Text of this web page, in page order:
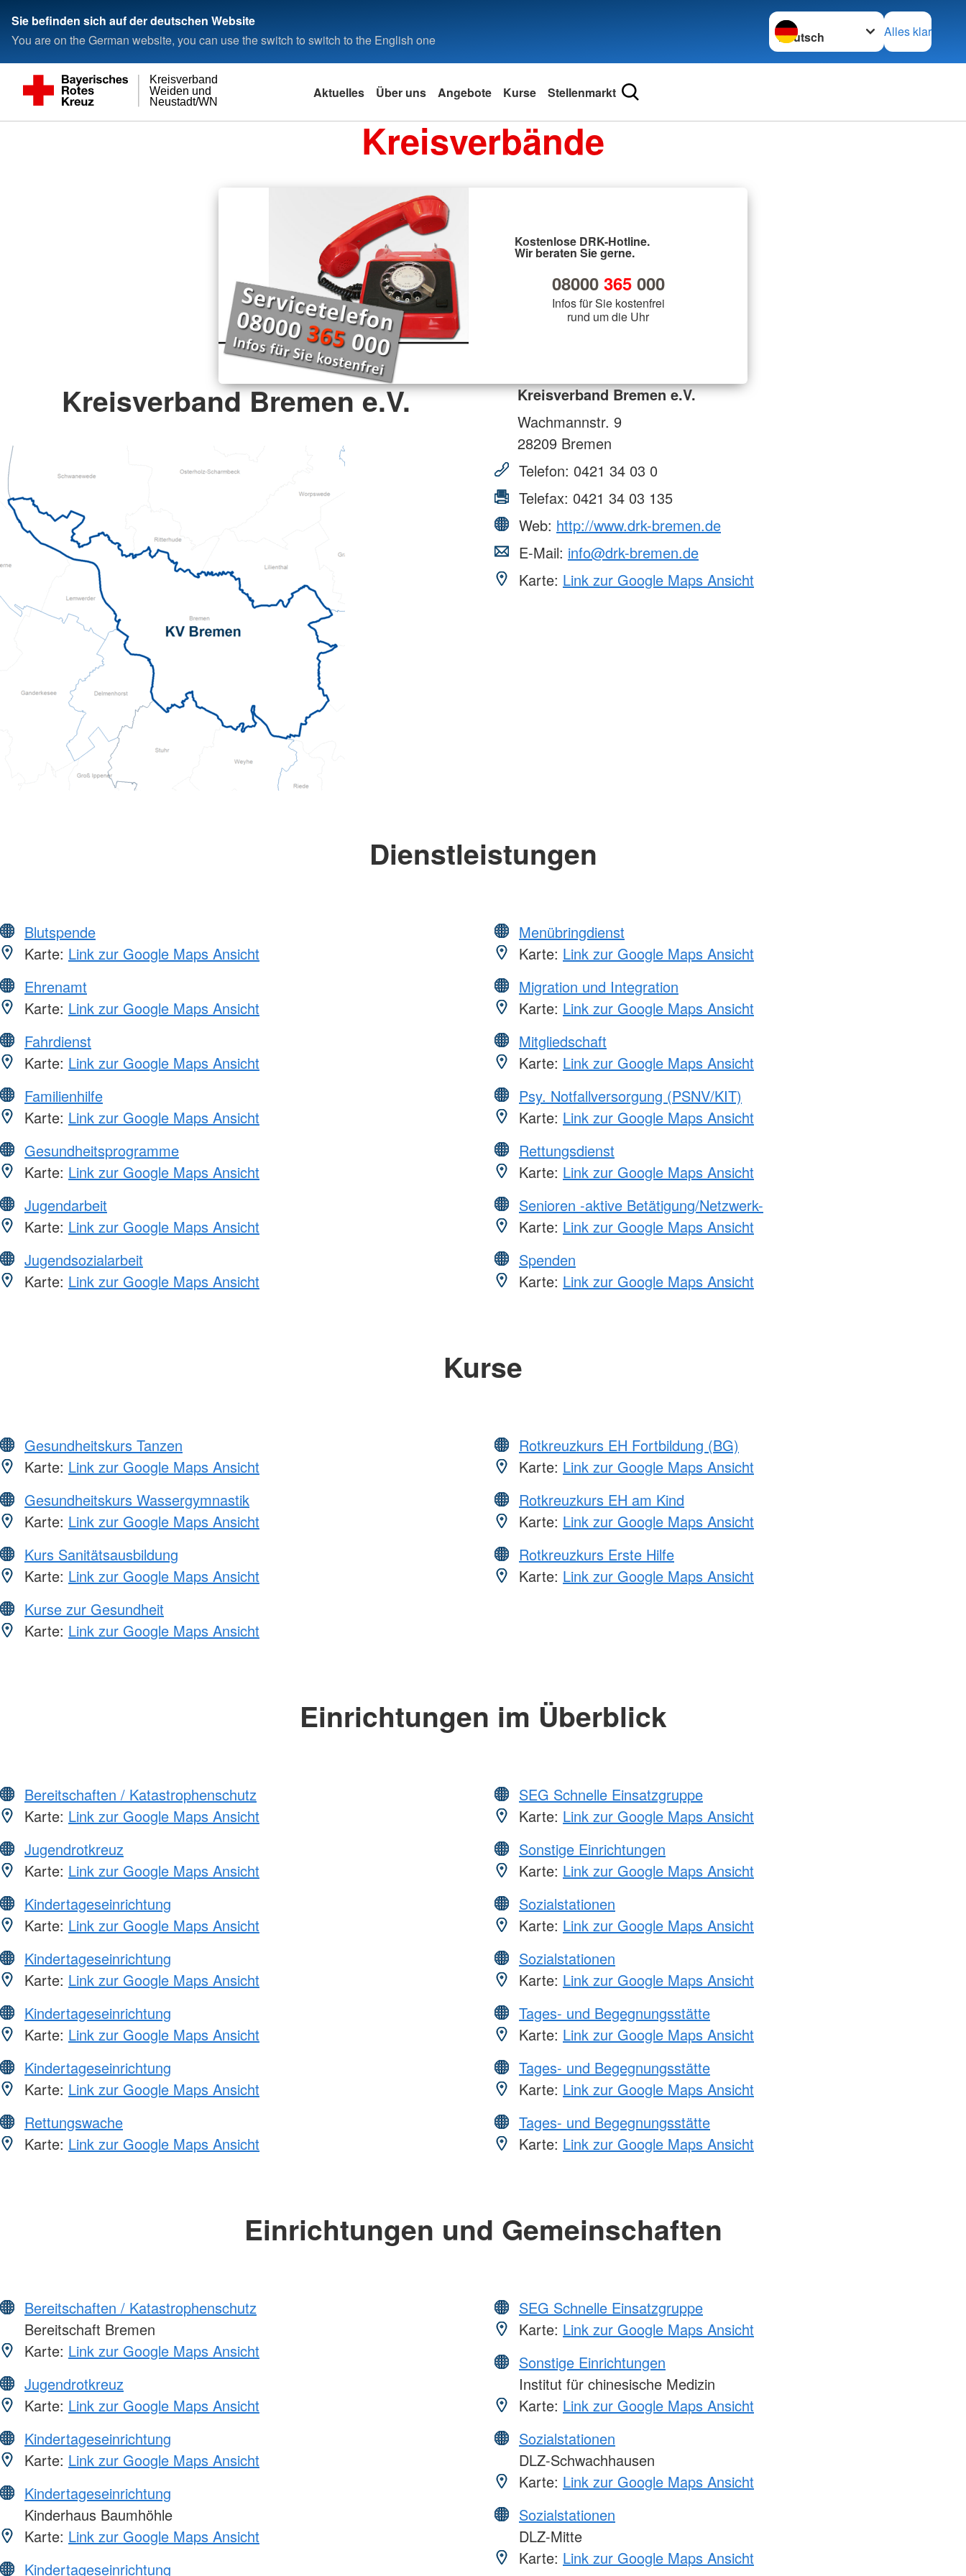
Sie befinden sich auf der deutschen Website
You are on the German website, you can use the switch to switch to the English one
Sprache wechseln zu
Alles klar
Neustadt/WN
Weiden und
Kreisverband
Aktuelles Über uns Angebote Kurse Stellenmarkt
Kreisverbände
Kostenlose DRK-Hotline.
Wir beraten Sie gerne.
08000 365000
Infos für Sie kostenfrei
rund um die Uhr
Kreisverband Bremen e.V.
Kreisverband Bremen e.V.
Wachmannstr. 9
28209 Bremen
Telefon: 0421 34 03 0
Telefax: 0421 34 03 135
Web: http://www.drk-bremen.de
E-Mail: info@drk-bremen.de
Karte: Link zur Google Maps Ansicht
Dienstleistungen
Blutspende
Karte: Link zur Google Maps Ansicht
Ehrenamt
Karte: Link zur Google Maps Ansicht
Fahrdienst
Karte: Link zur Google Maps Ansicht
Familienhilfe
Karte: Link zur Google Maps Ansicht
Gesundheitsprogramme
Karte: Link zur Google Maps Ansicht
Jugendarbeit
Karte: Link zur Google Maps Ansicht
Jugendsozialarbeit
Karte: Link zur Google Maps Ansicht
Menübringdienst
Karte: Link zur Google Maps Ansicht
Migration und Integration
Karte: Link zur Google Maps Ansicht
Mitgliedschaft
Karte: Link zur Google Maps Ansicht
Psy. Notfallversorgung (PSNV/KIT)
Karte: Link zur Google Maps Ansicht
Rettungsdienst
Karte: Link zur Google Maps Ansicht
Senioren -aktive Betätigung/Netzwerk-
Karte: Link zur Google Maps Ansicht
Spenden
Karte: Link zur Google Maps Ansicht
Kurse
Gesundheitskurs Tanzen
Karte: Link zur Google Maps Ansicht
Gesundheitskurs Wassergymnastik
Karte: Link zur Google Maps Ansicht
Kurs Sanitätsausbildung
Karte: Link zur Google Maps Ansicht
Kurse zur Gesundheit
Karte: Link zur Google Maps Ansicht
Rotkreuzkurs EH Fortbildung (BG)
Karte: Link zur Google Maps Ansicht
Rotkreuzkurs EH am Kind
Karte: Link zur Google Maps Ansicht
Rotkreuzkurs Erste Hilfe
Karte: Link zur Google Maps Ansicht
Einrichtungen im Überblick
Bereitschaften / Katastrophenschutz
Karte: Link zur Google Maps Ansicht
Jugendrotkreuz
Karte: Link zur Google Maps Ansicht
Kindertageseinrichtung
Karte: Link zur Google Maps Ansicht
Kindertageseinrichtung
Karte: Link zur Google Maps Ansicht
Kindertageseinrichtung
Karte: Link zur Google Maps Ansicht
Kindertageseinrichtung
Karte: Link zur Google Maps Ansicht
Rettungswache
Karte: Link zur Google Maps Ansicht
SEG Schnelle Einsatzgruppe
Karte: Link zur Google Maps Ansicht
Sonstige Einrichtungen
Karte: Link zur Google Maps Ansicht
Sozialstationen
Karte: Link zur Google Maps Ansicht
Sozialstationen
Karte: Link zur Google Maps Ansicht
Tages- und Begegnungsstätte
Karte: Link zur Google Maps Ansicht
Tages- und Begegnungsstätte
Karte: Link zur Google Maps Ansicht
Tages- und Begegnungsstätte
Karte: Link zur Google Maps Ansicht
Einrichtungen und Gemeinschaften
Bereitschaften / Katastrophenschutz
Bereitschaft Bremen
Karte: Link zur Google Maps Ansicht
Jugendrotkreuz
Karte: Link zur Google Maps Ansicht
Kindertageseinrichtung
Karte: Link zur Google Maps Ansicht
Kindertageseinrichtung
Kinderhaus Baumhöhle
Karte: Link zur Google Maps Ansicht
Kindertageseinrichtung
SEG Schnelle Einsatzgruppe
Karte: Link zur Google Maps Ansicht
Sonstige Einrichtungen
Institut für chinesische Medizin
Karte: Link zur Google Maps Ansicht
Sozialstationen
DLZ-Schwachhausen
Karte: Link zur Google Maps Ansicht
Sozialstationen
DLZ-Mitte
Karte: Link zur Google Maps Ansicht